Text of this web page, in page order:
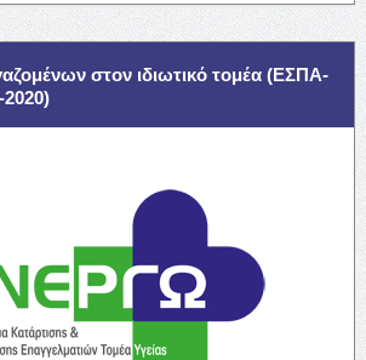
στον ιδιωτικό τομέα (ΕΣΠΑ-